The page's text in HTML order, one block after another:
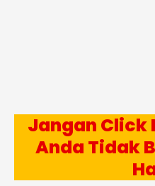
Jangan Click
Anda Tidak